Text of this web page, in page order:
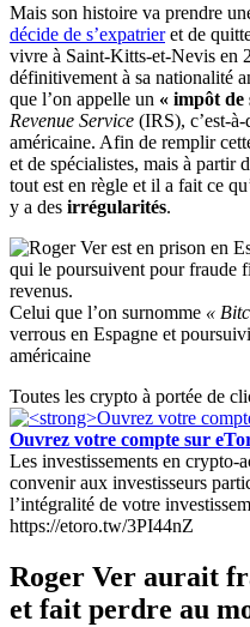
Mais son histoire va prendre
décide de s’expatrieret de
vivre à Saint-Kitts-et-Nevis en
définitivement à sa nationalité
que l’on appelle un « impôt de
Revenue Service (IRS), c’est-
américaine. Afin de remplir
et de spécialistes, mais à partir
tout est en règle et il a fait ce
y a des irrégularités.
Celui que l’on surnomme «
verrous en Espagne et
américaine
Toutes les crypto à portée de
Ouvrez votre compte sur
Les investissements en crypto-
convenir aux investisseurs
l’intégralité de votre
https://etoro.tw/3PI44nZ
Roger Ver aurait
et fait perdre au